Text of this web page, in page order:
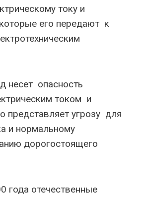
току и
его передают к
несет опасность
током и
представляет угрозу для
и нормальному
дорогостоящего
года отечественные